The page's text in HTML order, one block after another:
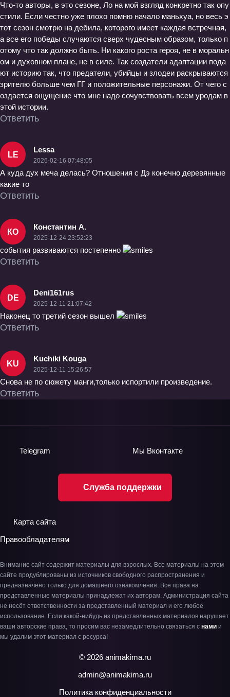
Что-то авторы, в это сезоне, Ло на мой взгляд конкретно так опу
стили. Если честно уже плохо помню начало маньхуа, но весь э
тот сезон смотрю на дебила, которого имеет каждая встречная,
а все его победы случаются сверх чудесным образом, только п
отому что так должно быть. Ни какого роста героя, не в моральн
ом и духовном плане, не в силе. Так создатели адаптации пода
ют историю так, что предатели, убийцы и злодеи раскрываются
зрителю больше чем ГГ и положительные персонажи. От чего с
оздается ощущение что мне надо сочувствовать всем уродам в
этой истории.
Ответить
LE
Lessa
2026-02-16 07:48:05
А куда дух меча делась? Отношения с Дэ конечно деревянные
какие то
Ответить
КО
Константин А.
2025-12-24 23:52:23
события развиваются постепенно
Ответить
DE
Deni161rus
2025-12-11 21:07:42
Наконец то третий сезон вышел
Ответить
KU
Kuchiki Kouga
2025-12-11 15:26:57
Снова не по сюжету манги,только испортили произведение.
Ответить
Служба поддержки
Telegram Мы Вконтакте
Карта сайта
Правообладателям
Внимание сайт содержит материалы для взрослых. Все материалы на этом
сайте продублированы из источников свободного распространения и
предназначено только для домашнего ознакомления. Все права на
представленные материалы принадлежат их авторам. Администрация сайта
не несёт ответственности за представленный материал и его любое
использование. Если какой-нибудь из представленных материалов нарушает
ваши авторские права, то просим вас незамедлительно связаться с нами и
мы удалим этот материал с ресурса!
© 2026 animakima.ru
admin@animakima.ru
Политика конфиденциальности